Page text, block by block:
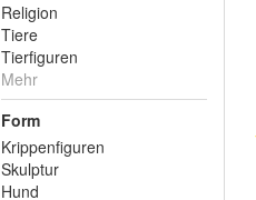
Religion
Tiere
Tierfiguren
Mehr
Form
Krippenfiguren
Skulptur
Hund